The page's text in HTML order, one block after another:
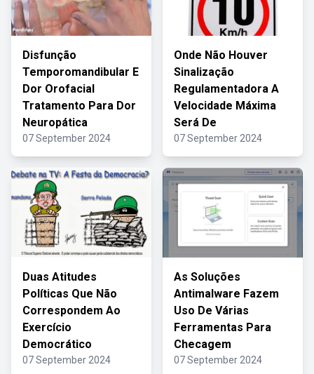
Disfunção
Temporomandibular E
Dor Orofacial
Tratamento Para Dor
Neuropática
07 September 2024
Onde Não Houver
Sinalização
Regulamentadora A
Velocidade Máxima
Será De
07 September 2024
Duas Atitudes
Políticas Que Não
Correspondem Ao
Exercício
Democrático
07 September 2024
As Soluções
Antimalware Fazem
Uso De Várias
Ferramentas Para
Checagem
07 September 2024